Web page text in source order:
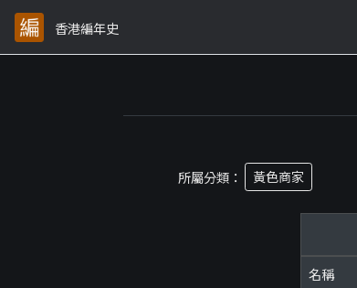
香港編年史
所屬分類：
黃色商家
名稱